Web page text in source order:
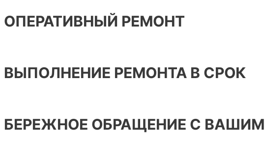
ОПЕРАТИВНЫЙ РЕМОНТ
ВЫПОЛНЕНИЕ РЕМОНТА В СРОК
БЕРЕЖНОЕ ОБРАЩЕНИЕ С